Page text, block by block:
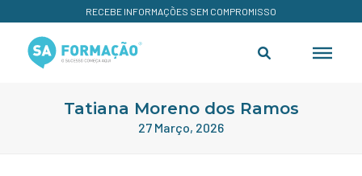
RECEBE INFORMAÇÕES SEM COMPROMISSO
Tatiana Moreno dos Ramos
27 Março, 2026